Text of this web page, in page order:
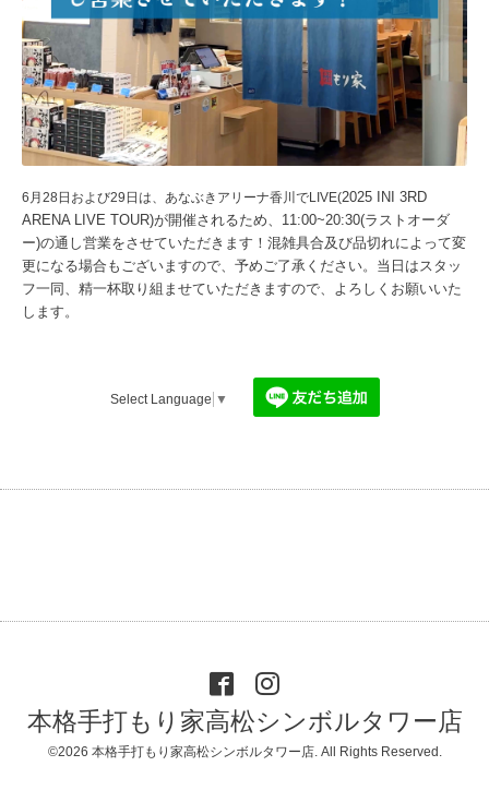
6月28日および29日は、あなぶきアリーナ香川でLIVE(2025 INI 3RD
ARENA LIVE TOUR)が開催されるため、11:00~20:30(ラストオーダ
ー)の通し営業をさせていただきます！混雑具合及び品切れによって変
更になる場合もございますので、予めご了承ください。当日はスタッ
フ一同、精一杯取り組ませていただきますので、よろしくお願いいた
します。
Select Language ▼
本格手打もり家高松シンボルタワー店
©2026 本格手打もり家高松シンボルタワー店. All Rights Reserved.